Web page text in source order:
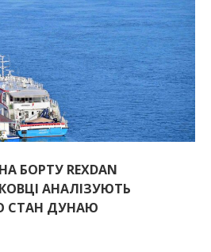
БОРТУ REXDAN
АНАЛІЗУЮТЬ
СТАН ДУНАЮ